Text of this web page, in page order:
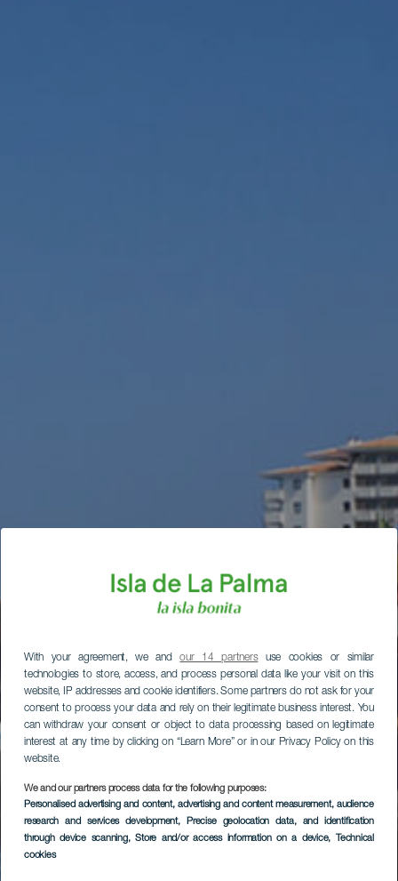
With your agreement, we andour 14 partnersuse cookies or similar
technologies to store, access, and process personal data like your visit on this
website, IP addresses and cookie identifiers. Some partners do not ask for your
consent to process your data and rely on their legitimate business interest. You
can withdraw your consent or object to data processing based on legitimate
interest at any time by clicking on “Learn More” or in our Privacy Policy on this
website.
We and our partners process data for the following purposes:
Personalised advertising and content, advertising and content measurement, audience
research and services development, Precise geolocation data, and identification
through device scanning, Store and/or access information on a device, Technical
cookies